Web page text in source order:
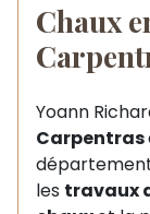
Chaux
Yoann
Carpentras
les travaux